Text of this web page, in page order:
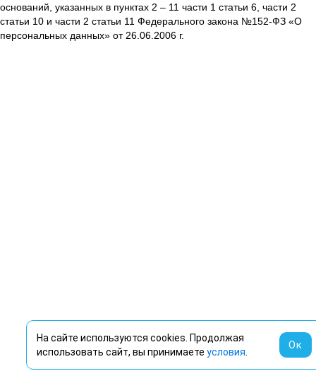
оснований, указанных в пунктах 2 – 11 части 1 статьи 6, части 2
статьи 10 и части 2 статьи 11 Федерального закона №152-ФЗ «О
персональных данных» от 26.06.2006 г.
На сайте используются cookies. Продолжая
использовать сайт, вы принимаете условия
Ок